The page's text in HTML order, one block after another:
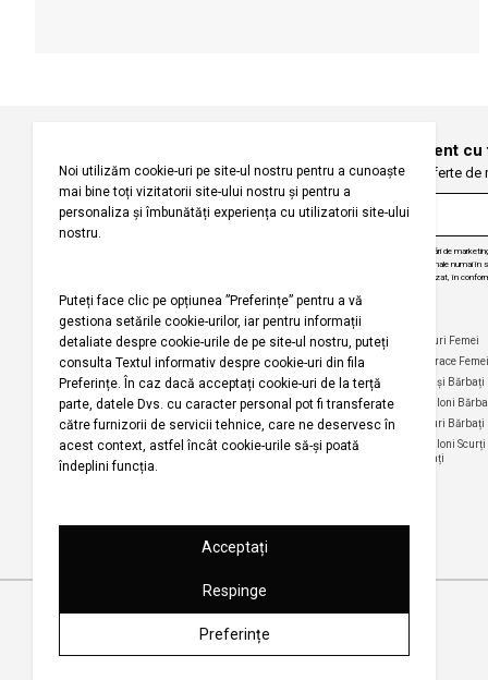
Înregistrați-vă pentru a fi la curent
Fiți primii care primesc oferte de
Prin abonarea la buletinul nostru informativ, sunteți de acord să primiți comunicări de
angajăm să vă protejăm confidențialitatea și vom folosi informațiile dvs. personale numai în
actualizări despre produsele și serviciile noastre, să vă oferim conținut personalizat, în
Companie
Despre noi
Politica
privind
utilizarea
modulelor de
tip cookie
Termeni și
condiții
campanie
Ajutor
Întrebări frecvente
Politica de Anulare și
Urmărirea comenzii
fără înregistrare
Politica de
Categorii Populare
Rochii Femei
Tricouri Femei
Cămăși Femei
Pantaloni Femei
Fuste Femei
Maiouri Femei
Hanorace Femei
Cămași Bărbați
Pantaloni
Tricouri Bărbați
Pantaloni Scurți
Bărbați
Drepturi de autor 2001-2026 Koton.com